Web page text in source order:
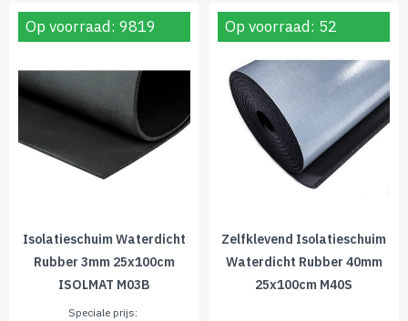
Op voorraad: 9819
Isolatieschuim Waterdicht
Rubber 3mm 25x100cm
ISOLMAT M03B
Speciale prijs
Op voorraad: 52
Zelfklevend Isolatieschuim
Waterdicht Rubber 40mm
25x100cm M40S